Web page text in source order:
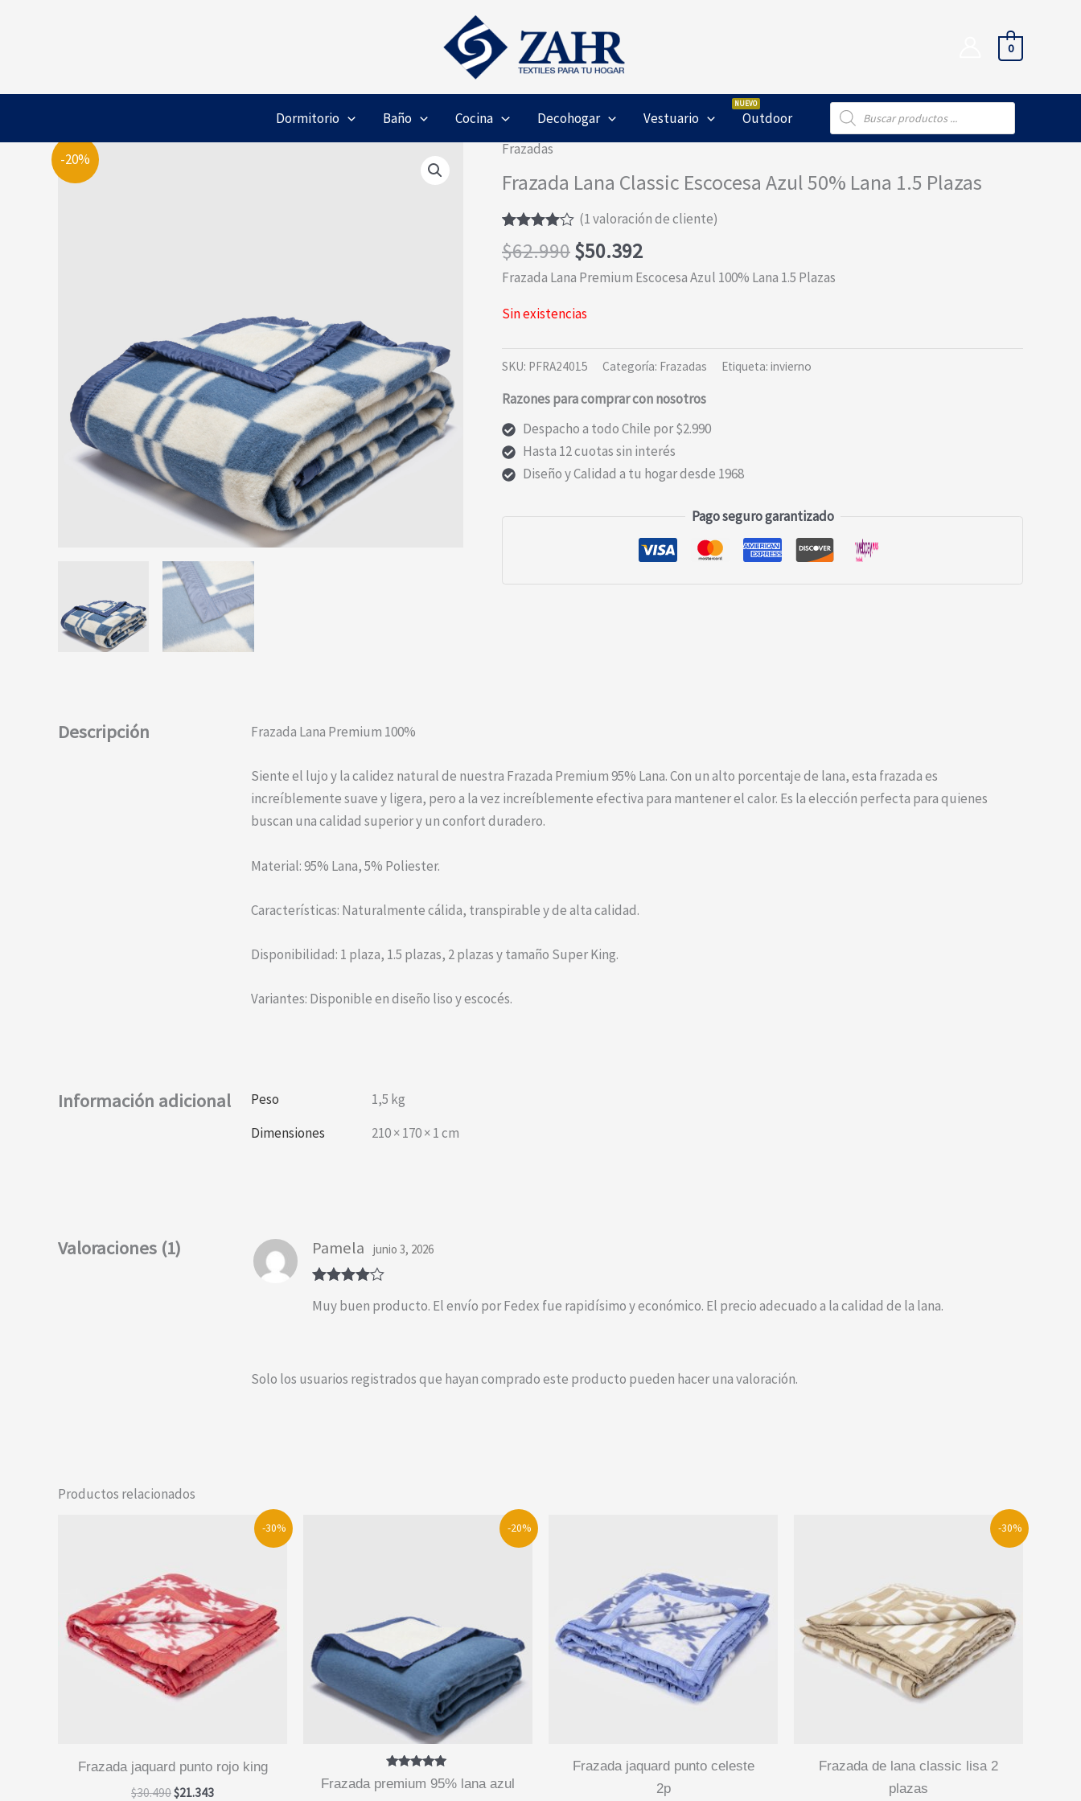
0
Dormitorio Baño Cocina Decohogar Vestuario Outdoor
Búsqueda
de
productos
-20%
Frazadas
Frazada Lana Classic Escocesa Azul 50% Lana 1.5 Plazas
con4.00
base a
de un
cliente
(1valoración de cliente)
$62.990El
precio
era:
$50.392El
precio
Frazada Lana Premium Escocesa Azul 100% Lana 1.5 Plazas
Sin existencias
SKU: PFRA24015 Categoría: Frazadas Etiqueta: invierno
Razones para comprar con nosotros
Despacho a todo Chile por $2.990
Hasta 12 cuotas sin interés
Diseño y Calidad a tu hogar desde 1968
Pago seguro garantizado
Descripción Frazada Lana Premium 100%
Siente el lujo y la calidez natural de nuestra Frazada Premium 95% Lana. Con un alto porcentaje de lana, esta frazada es
increíblemente suave y ligera, pero a la vez increíblemente efectiva para mantener el calor. Es la elección perfecta para quienes
buscan una calidad superior y un confort duradero.
Material: 95% Lana, 5% Poliester.
Características: Naturalmente cálida, transpirable y de alta calidad.
Disponibilidad: 1 plaza, 1.5 plazas, 2 plazas y tamaño Super King.
Variantes: Disponible en diseño liso y escocés.
Información adicional Peso
1,5 kg
Dimensiones
210 × 170 × 1 cm
Valoraciones (1)
con4de 5
Pamela junio 3, 2026
Muy buen producto. El envío por Fedex fue rapidísimo y económico. El precio adecuado a la calidad de la lana.
Solo los usuarios registrados que hayan comprado este producto pueden hacer una valoración.
Productos relacionados
-30%
frazada jaquard punto rojo king
$30.490El
$21.343El
-20%
Valorado
con
frazada premium 95% lana azul
frazada jaquard punto celeste
2p
-30%
frazada de lana classic lisa 2
plazas